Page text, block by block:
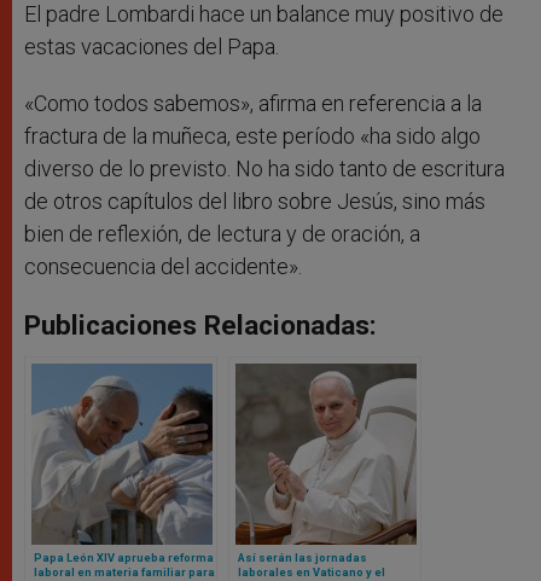
El padre Lombardi hace un balance muy positivo de
estas vacaciones del Papa.
«Como todos sabemos», afirma en referencia a la
fractura de la muñeca, este período «ha sido algo
diverso de lo previsto. No ha sido tanto de escritura
de otros capítulos del libro sobre Jesús, sino más
bien de reflexión, de lectura y de oración, a
consecuencia del accidente».
Publicaciones Relacionadas:
Papa León XIV aprueba reforma
laboral en materia familiar para
Así serán las jornadas
laborales en Vaticano y el